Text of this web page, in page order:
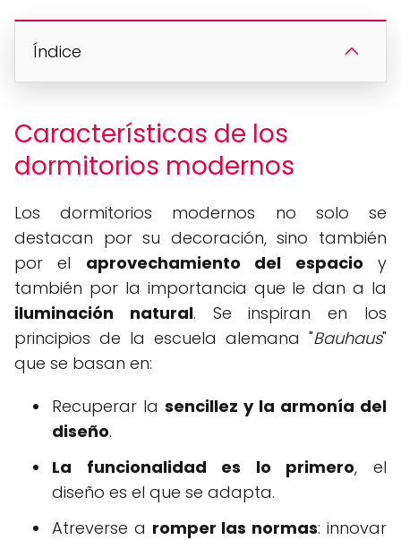
Índice
Características de los
dormitorios modernos
Los dormitorios modernos no solo se
destacan por su decoración, sino también
por el aprovechamiento del espacio y
también por la importancia que le dan a la
iluminación natural. Se inspiran en los
principios de la escuela alemana "Bauhaus"
que se basan en:
Recuperar la sencillez y la armonía del
diseño.
La funcionalidad es lo primero, el
diseño es el que se adapta.
Atreverse a romper las normas: innovar